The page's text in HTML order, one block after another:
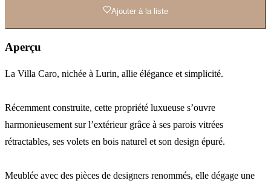
Ajouter à la liste
Aperçu
La Villa Caro, nichée à Lurin, allie élégance et simplicité.
Récemment construite, cette propriété luxueuse s’ouvre
harmonieusement sur l’extérieur grâce à ses parois vitrées
rétractables, ses volets en bois naturel et son design épuré.
Meublée avec des pièces de designers renommés, elle dégage une